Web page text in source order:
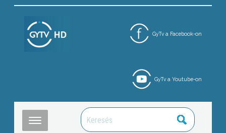
GyTv a Facebook-on
GyTv a Youtube-on